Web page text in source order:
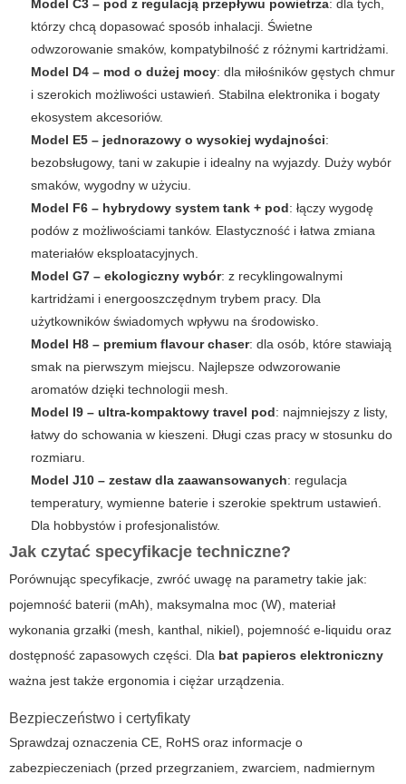
Model C3 – pod z regulacją przepływu powietrza: dla tych,
którzy chcą dopasować sposób inhalacji. Świetne
odwzorowanie smaków, kompatybilność z różnymi kartridżami.
Model D4 – mod o dużej mocy: dla miłośników gęstych chmur
i szerokich możliwości ustawień. Stabilna elektronika i bogaty
ekosystem akcesoriów.
Model E5 – jednorazowy o wysokiej wydajności:
bezobsługowy, tani w zakupie i idealny na wyjazdy. Duży wybór
smaków, wygodny w użyciu.
Model F6 – hybrydowy system tank + pod: łączy wygodę
podów z możliwościami tanków. Elastyczność i łatwa zmiana
materiałów eksploatacyjnych.
Model G7 – ekologiczny wybór: z recyklingowalnymi
kartridżami i energooszczędnym trybem pracy. Dla
użytkowników świadomych wpływu na środowisko.
Model H8 – premium flavour chaser: dla osób, które stawiają
smak na pierwszym miejscu. Najlepsze odwzorowanie
aromatów dzięki technologii mesh.
Model I9 – ultra-kompaktowy travel pod: najmniejszy z listy,
łatwy do schowania w kieszeni. Długi czas pracy w stosunku do
rozmiaru.
Model J10 – zestaw dla zaawansowanych: regulacja
temperatury, wymienne baterie i szerokie spektrum ustawień.
Dla hobbystów i profesjonalistów.
Jak czytać specyfikacje techniczne?
Porównując specyfikacje, zwróć uwagę na parametry takie jak:
pojemność baterii (mAh), maksymalna moc (W), materiał
wykonania grzałki (mesh, kanthal, nikiel), pojemność e-liquidu oraz
dostępność zapasowych części. Dla bat papieros elektroniczny
ważna jest także ergonomia i ciężar urządzenia.
Bezpieczeństwo i certyfikaty
Sprawdzaj oznaczenia CE, RoHS oraz informacje o
zabezpieczeniach (przed przegrzaniem, zwarciem, nadmiernym